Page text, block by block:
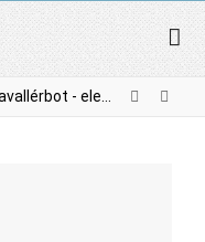
sétapálca lovas motívummal